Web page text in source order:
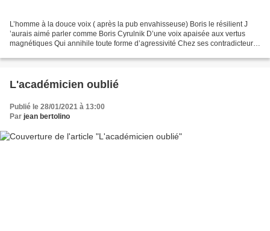
L’homme à la douce voix ( après la pub envahisseuse) Boris le résilient J
’aurais aimé parler comme Boris Cyrulnik D’une voix apaisée aux vertus
magnétiques Qui annihile toute forme d’agressivité Chez ses contradicteurs,
L'académicien oublié
Publié le 28/01/2021 à 13:00
Par jean bertolino